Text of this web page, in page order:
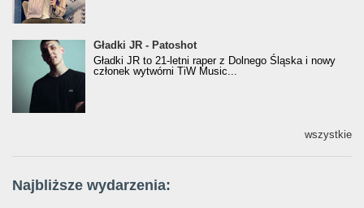
Gładki JR - Patoshot
Gładki JR - Patoshot
Gładki JR to 21-letni raper z Dolnego Śląska i nowy
członek wytwórni TiW Music...
wszystkie
Najbliższe wydarzenia: